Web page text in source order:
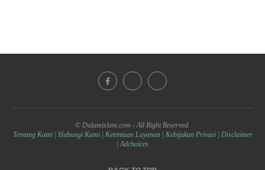
© Dalamislam.com - All Right Reserved.
Tentang Kami
Hubungi Kami| Ketentuan Layanan| Kebijakan Privasi| Disclaimer
|Adchoices